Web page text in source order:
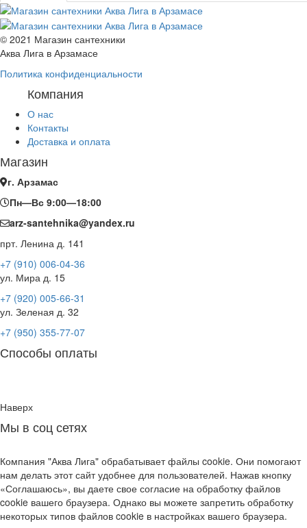
© 2021 Магазин сантехники
Аква Лига в Арзамасе
Политика конфиденциальности
Компания
О нас
Контакты
Доставка и оплата
Магазин
г. Арзамас
Пн—Вс 9:00—18:00
arz-santehnika@yandex.ru
прт. Ленина д. 141
+7 (910) 006-04-36
ул. Мира д. 15
+7 (920) 005-66-31
ул. Зеленая д. 32
+7 (950) 355-77-07
Способы оплаты
Наверх
Мы в соц сетях
Компания "Аква Лига" обрабатывает файлы cookie. Они помогают
нам делать этот сайт удобнее для пользователей. Нажав кнопку
«Соглашаюсь», вы даете свое согласие на обработку файлов
cookie вашего браузера. Однако вы можете запретить обработку
некоторых типов файлов cookie в настройках вашего браузера.